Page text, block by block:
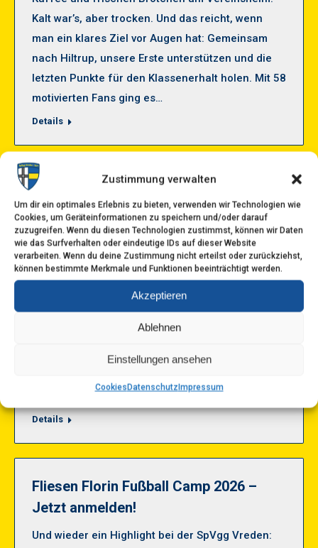
Zustimmung verwalten
Um dir ein optimales Erlebnis zu bieten, verwenden wir Technologien wie
Cookies, um Geräteinformationen zu speichern und/oder darauf
zuzugreifen. Wenn du diesen Technologien zustimmst, können wir Daten
wie das Surfverhalten oder eindeutige IDs auf dieser Website
verarbeiten. Wenn du deine Zustimmung nicht erteilst oder zurückziehst,
können bestimmte Merkmale und Funktionen beeinträchtigt werden.
Akzeptieren
Ablehnen
Einstellungen ansehen
CookiesDatenschutzImpressum
Kalt war’s, aber trocken. Und das reicht, wenn
man ein klares Ziel vor Augen hat: Gemeinsam
nach Hiltrup, unsere Erste unterstützen und die
letzten Punkte für den Klassenerhalt holen. Mit 58
motivierten Fans ging es…
Details
La Liga Wetten: Real Madrid, Barca
und Co.
Der Kern des Problems Du willst auf das
spanische Top‑Level setzen und landest ständig
im Zahlennebel, weil die Quoten widersprüchlich
sind. Der Markt ist ein Haifischbecken, und du
schwimmst mit der falschen Angel. Hier kommt
veraltete Formkurven, ignorieren Verletzungen,
Details
Fliesen Florin Fußball Camp 2026 –
Jetzt anmelden!
Und wieder ein Highlight bei der SpVgg Vreden: